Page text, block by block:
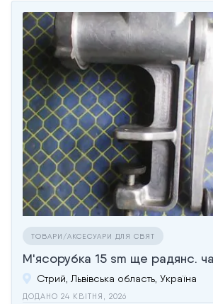
ТОВАРИ/АКСЕСУАРИ ДЛЯ СВЯТ
М'ясорубка 15 sm ще радянс.
Стрий, Львівська область, Україна
ДОДАНО 24 КВІТНЯ, 2026